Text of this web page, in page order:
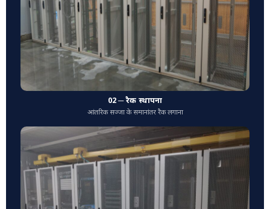
02 ─ रैक स्थापना
आंतरिक सज्जा के समानांतर रैक लगाना